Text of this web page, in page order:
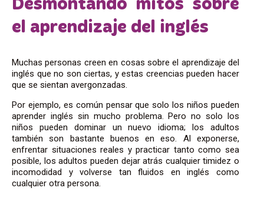
Desmontando mitos sobre
el aprendizaje del inglés
Muchas personas creen en cosas sobre el aprendizaje del
inglés que no son ciertas, y estas creencias pueden hacer
que se sientan avergonzadas.
Por ejemplo, es común pensar que solo los niños pueden
aprender inglés sin mucho problema. Pero no solo los
niños pueden dominar un nuevo idioma; los adultos
también son bastante buenos en eso. Al exponerse,
enfrentar situaciones reales y practicar tanto como sea
posible, los adultos pueden dejar atrás cualquier timidez o
incomodidad y volverse tan fluidos en inglés como
cualquier otra persona.